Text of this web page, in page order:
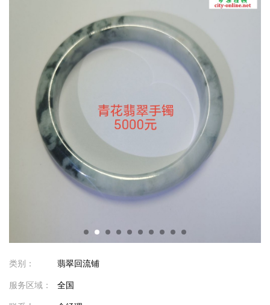
类别：
翡翠回流铺